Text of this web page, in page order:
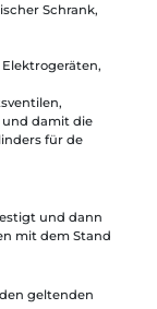
Schrank,
und damit die
für de
und dann
mit dem Stand
geltenden